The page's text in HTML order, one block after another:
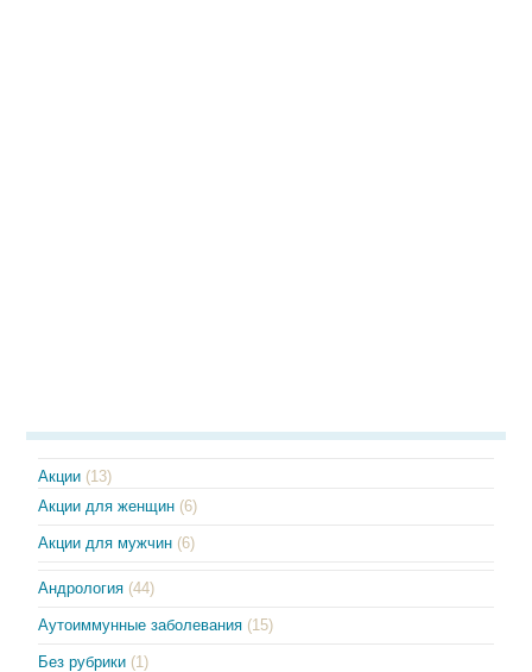
Акции (13)
Акции для женщин (6)
Акции для мужчин (6)
Андрология (44)
Аутоиммунные заболевания (15)
Без рубрики (1)